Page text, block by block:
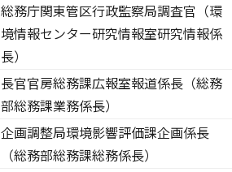
総務庁関東管区行政監察局調査官（環
境情報センター研究情報室研究情報係
長）
長官官房総務課広報室報道係長（総務
部総務課業務係長）
企画調整局環境影響評価課企画係長
（総務部総務課総務係長）